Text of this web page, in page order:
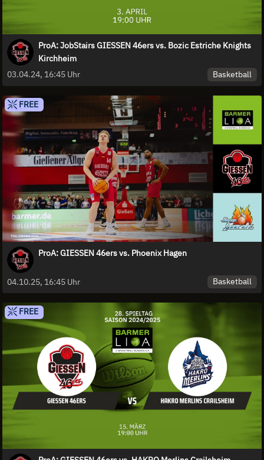
ProA: JobStairs GIESSEN 46ers vs. Bozic Estriche Knights
Kirchheim
03.04.24, 16:45 Uhr
Basketball
FREE
ProA: GIESSEN 46ers vs. Phoenix Hagen
04.10.25, 16:45 Uhr Basketball
FREE